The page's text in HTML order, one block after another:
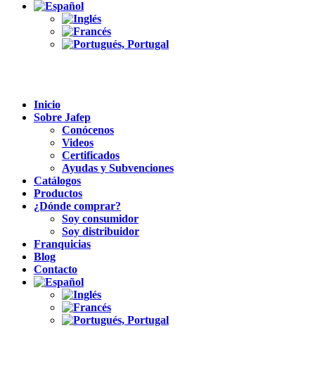
Inicio
Sobre Jafep
Conócenos
Videos
Certificados
Ayudas y Subvenciones
Catálogos
Productos
¿Dónde comprar?
Soy consumidor
Soy distribuidor
Franquicias
Blog
Contacto